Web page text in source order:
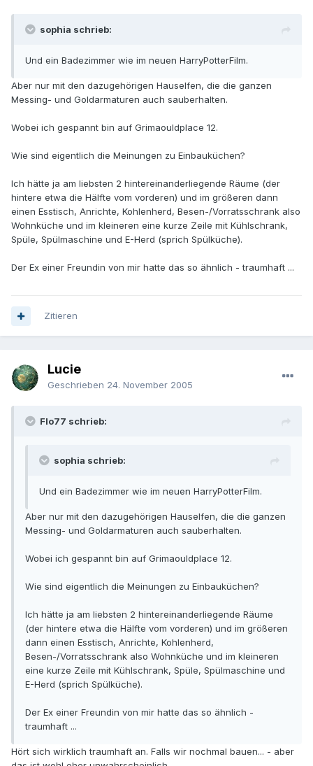
sophia schrieb:
Und ein Badezimmer wie im neuen HarryPotterFilm.
Aber nur mit den dazugehörigen Hauselfen, die die ganzen
Messing- und Goldarmaturen auch sauberhalten.
Wobei ich gespannt bin auf Grimaouldplace 12.
Wie sind eigentlich die Meinungen zu Einbauküchen?
Ich hätte ja am liebsten 2 hintereinanderliegende Räume (der
hintere etwa die Hälfte vom vorderen) und im größeren dann
einen Esstisch, Anrichte, Kohlenherd, Besen-/Vorratsschrank also
Wohnküche und im kleineren eine kurze Zeile mit Kühlschrank,
Spüle, Spülmaschine und E-Herd (sprich Spülküche).
Der Ex einer Freundin von mir hatte das so ähnlich - traumhaft ...
Zitieren
Lucie
Geschrieben 24. November 2005
Flo77 schrieb:
sophia schrieb:
Und ein Badezimmer wie im neuen HarryPotterFilm.
Aber nur mit den dazugehörigen Hauselfen, die die ganzen
Messing- und Goldarmaturen auch sauberhalten.
Wobei ich gespannt bin auf Grimaouldplace 12.
Wie sind eigentlich die Meinungen zu Einbauküchen?
Ich hätte ja am liebsten 2 hintereinanderliegende Räume
(der hintere etwa die Hälfte vom vorderen) und im größeren
dann einen Esstisch, Anrichte, Kohlenherd,
Besen-/Vorratsschrank also Wohnküche und im kleineren
eine kurze Zeile mit Kühlschrank, Spüle, Spülmaschine und
E-Herd (sprich Spülküche).
Der Ex einer Freundin von mir hatte das so ähnlich -
traumhaft ...
Hört sich wirklich traumhaft an. Falls wir nochmal bauen... - aber